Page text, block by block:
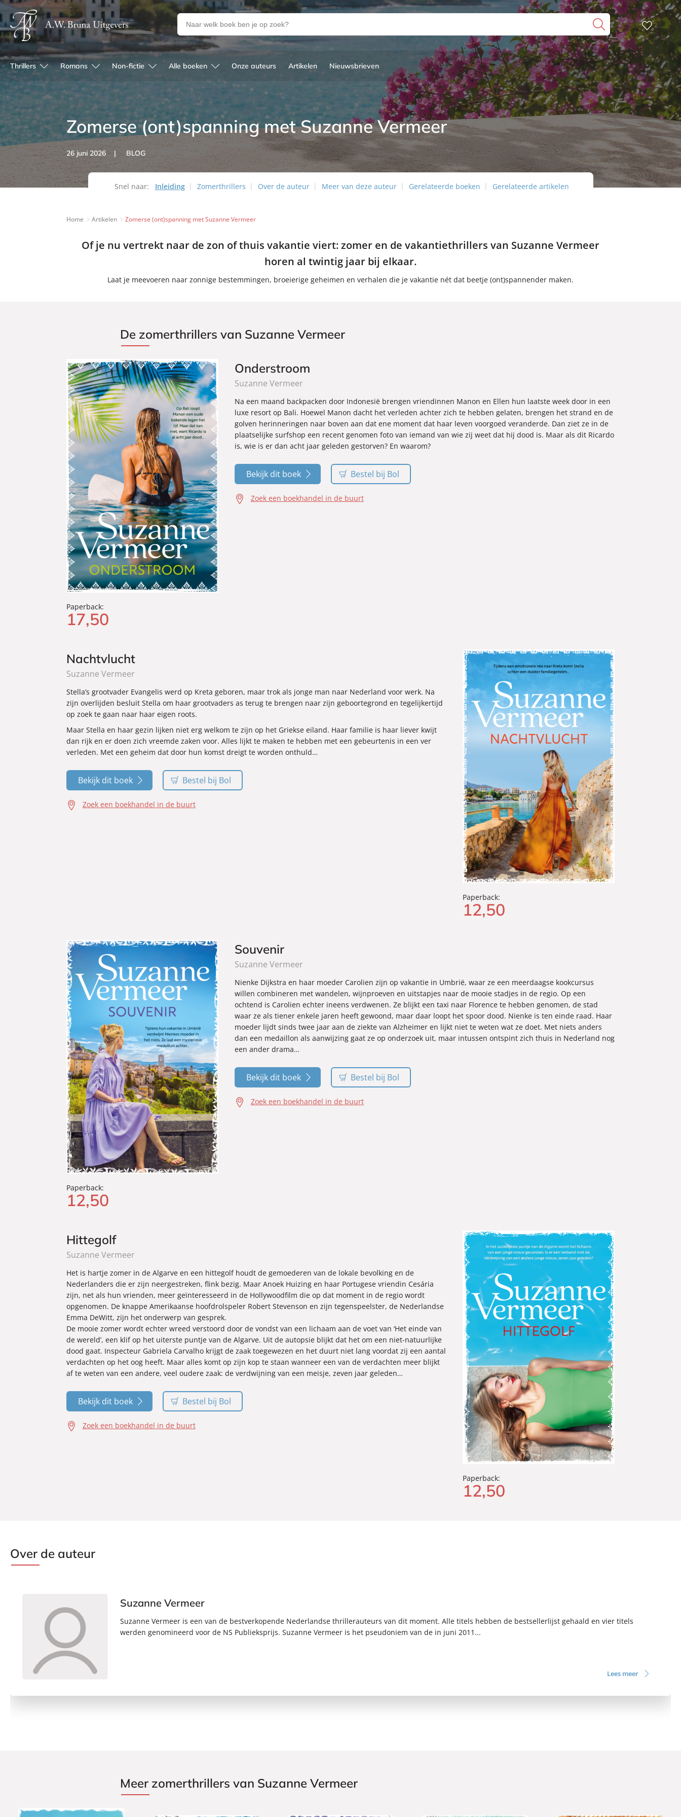
Zoeken
naar
boeken,
auteurs
en
uitgevers
Thrillers Romans Non-fictie Alle boeken Onze auteurs Artikelen Nieuwsbrieven
Zomerse (ont)spanning met Suzanne Vermeer
26 juni 2026 BLOG
Snel naar: Inleiding Zomerthrillers Over de auteur Meer van deze auteur Gerelateerde boeken Gerelateerde artikelen
Home Artikelen Zomerse (ont)spanning met Suzanne Vermeer
Of je nu vertrekt naar de zon of thuis vakantie viert: zomer en de vakantiethrillers van Suzanne Vermeer
horen al twintig jaar bij elkaar.
Laat je meevoeren naar zonnige bestemmingen, broeierige geheimen en verhalen die je vakantie nét dat beetje (ont)spannender maken.
De zomerthrillers van Suzanne Vermeer
Paperback:
17,50
Onderstroom
Suzanne Vermeer
Na een maand backpacken door Indonesië brengen vriendinnen Manon en Ellen hun laatste week door in een
luxe resort op Bali. Hoewel Manon dacht het verleden achter zich te hebben gelaten, brengen het strand en de
golven herinneringen naar boven aan dat ene moment dat haar leven voorgoed veranderde. Dan ziet ze in de
plaatselijke surfshop een recent genomen foto van iemand van wie zij weet dat hij dood is. Maar als dit Ricardo
is, wie is er dan acht jaar geleden gestorven? En waarom?
Bekijk dit boek Bestel bij Bol
Zoek een boekhandel in de buurt
Paperback:
12,50
Nachtvlucht
Suzanne Vermeer
Stella’s grootvader Evangelis werd op Kreta geboren, maar trok als jonge man naar Nederland voor werk. Na
zijn overlijden besluit Stella om haar grootvaders as terug te brengen naar zijn geboortegrond en tegelijkertijd
op zoek te gaan naar haar eigen roots.
Maar Stella en haar gezin lijken niet erg welkom te zijn op het Griekse eiland. Haar familie is haar liever kwijt
dan rijk en er doen zich vreemde zaken voor. Alles lijkt te maken te hebben met een gebeurtenis in een ver
verleden. Met een geheim dat door hun komst dreigt te worden onthuld…
Bekijk dit boek Bestel bij Bol
Zoek een boekhandel in de buurt
Paperback:
12,50
Souvenir
Suzanne Vermeer
Nienke Dijkstra en haar moeder Carolien zijn op vakantie in Umbrië, waar ze een meerdaagse kookcursus
willen combineren met wandelen, wijnproeven en uitstapjes naar de mooie stadjes in de regio. Op een
ochtend is Carolien echter ineens verdwenen. Ze blijkt een taxi naar Florence te hebben genomen, de stad
waar ze als tiener enkele jaren heeft gewoond, maar daar loopt het spoor dood. Nienke is ten einde raad. Haar
moeder lijdt sinds twee jaar aan de ziekte van Alzheimer en lijkt niet te weten wat ze doet. Met niets anders
dan een medaillon als aanwijzing gaat ze op onderzoek uit, maar intussen ontspint zich thuis in Nederland nog
een ander drama…
Bekijk dit boek Bestel bij Bol
Zoek een boekhandel in de buurt
Paperback:
12,50
Hittegolf
Suzanne Vermeer
Het is hartje zomer in de Algarve en een hittegolf houdt de gemoederen van de lokale bevolking en de
Nederlanders die er zijn neergestreken, flink bezig. Maar Anoek Huizing en haar Portugese vriendin Cesária
zijn, net als hun vrienden, meer geïnteresseerd in de Hollywoodfilm die op dat moment in de regio wordt
opgenomen. De knappe Amerikaanse hoofdrolspeler Robert Stevenson en zijn tegenspeelster, de Nederlandse
Emma DeWitt, zijn het onderwerp van gesprek.
De mooie zomer wordt echter wreed verstoord door de vondst van een lichaam aan de voet van ‘Het einde van
de wereld’, een klif op het uiterste puntje van de Algarve. Uit de autopsie blijkt dat het om een niet-natuurlijke
dood gaat. Inspecteur Gabriela Carvalho krijgt de zaak toegewezen en het duurt niet lang voordat zij een aantal
verdachten op het oog heeft. Maar alles komt op zijn kop te staan wanneer een van de verdachten meer blijkt
af te weten van een andere, veel oudere zaak: de verdwijning van een meisje, zeven jaar geleden…
Bekijk dit boek Bestel bij Bol
Zoek een boekhandel in de buurt
Over de auteur
Suzanne Vermeer
Suzanne Vermeer is een van de bestverkopende Nederlandse thrillerauteurs van dit moment. Alle titels hebben de bestsellerlijst gehaald en vier titels
werden genomineerd voor de NS Publieksprijs. Suzanne Vermeer is het pseudoniem van de in juni 2011...
Lees meer
Meer zomerthrillers van Suzanne Vermeer